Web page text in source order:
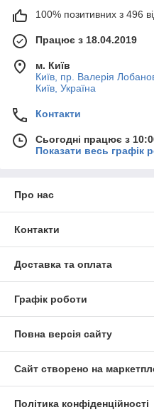
100% позитивних з 496
Працює з 18.04.2019
м. Київ
Київ, пр. Валерія
Київ, Україна
Контакти
Сьогодні працює з
Показати весь графік
Про нас
Контакти
Доставка та оплата
Графік роботи
Повна версія сайту
Сайт створено на
Політика конфіденційності